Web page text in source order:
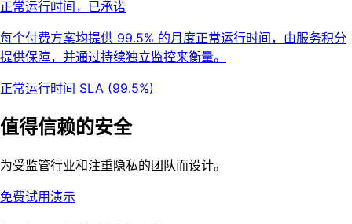
正常运行时间，已承诺
每个付费方案均提供 99.5% 的月度正常运行时间，由服务积分
提供保障，并通过持续独立监控来衡量。
正常运行时间 SLA (99.5%)
值得信赖的安全
为受监管行业和注重隐私的团队而设计。
免费试用演示